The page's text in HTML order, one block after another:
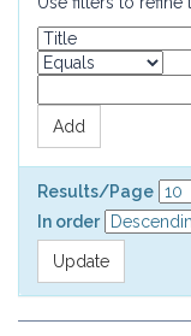
Results/Page
In order